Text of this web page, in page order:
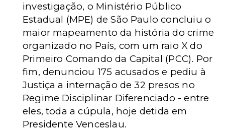
investigação, o Ministério Público
Estadual (MPE) de São Paulo concluiu o
maior mapeamento da história do crime
organizado no País, com um raio X do
Primeiro Comando da Capital (PCC). Por
fim, denunciou 175 acusados e pediu à
Justiça a internação de 32 presos no
Regime Disciplinar Diferenciado - entre
eles, toda a cúpula, hoje detida em
Presidente Venceslau.